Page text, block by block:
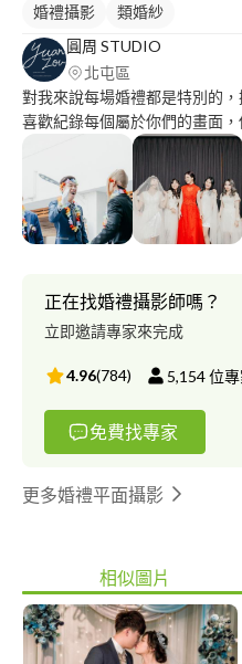
婚禮攝影
類婚紗
圓周 STUDIO
北屯區
對我來說每場婚禮都是特別的
喜歡紀錄每個屬於你們的畫面
神。結婚當天有好多細節和情
為你們紀錄婚禮過程與真實情
幕後，還能回溫當下的情緒和每一刻過程
https://
正在找婚禮攝影師嗎？
立即邀請專家來完成
4.96(784) 5,154位
免費找專家
更多婚禮平面攝影
相似圖片